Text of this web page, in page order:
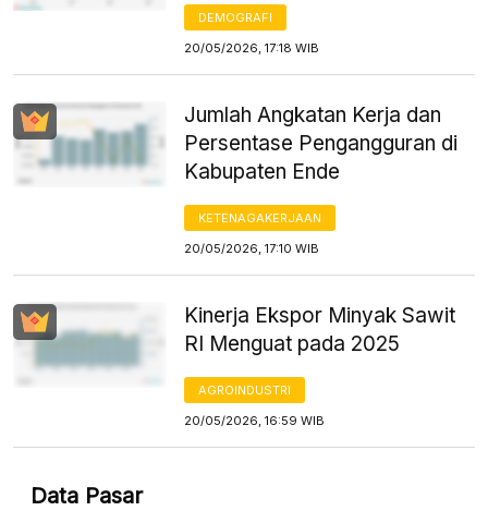
DEMOGRAFI
20/05/2026, 17:18 WIB
Jumlah Angkatan Kerja dan
Persentase Pengangguran di
Kabupaten Ende
KETENAGAKERJAAN
20/05/2026, 17:10 WIB
Kinerja Ekspor Minyak Sawit
RI Menguat pada 2025
AGROINDUSTRI
20/05/2026, 16:59 WIB
Data Pasar